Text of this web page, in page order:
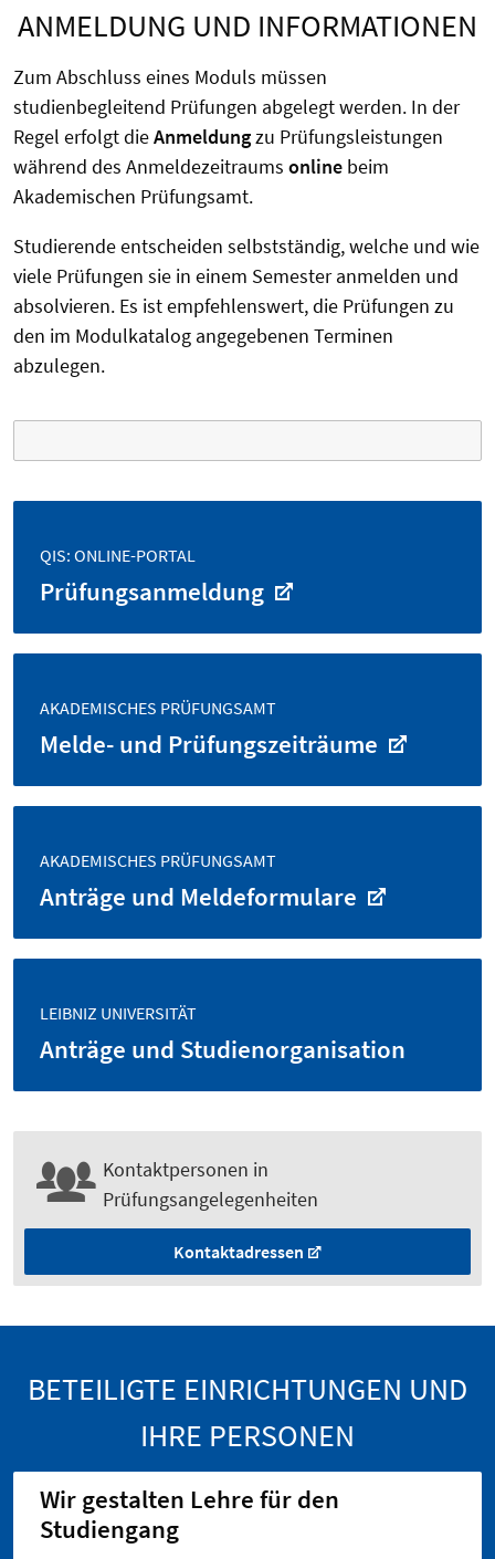
ANMELDUNG UND INFORMATIONEN
Zum Abschluss eines Moduls müssen
studienbegleitend Prüfungen abgelegt werden. In der
Regel erfolgtdieAnmeldungzu Prüfungsleistungen
während des Anmeldezeitraums online beim
Akademischen Prüfungsamt.
Studierende entscheiden selbstständig, welche und wie
viele Prüfungen sie in einem Semester anmelden und
absolvieren. Es ist empfehlenswert, die Prüfungen zu
den im Modulkatalog angegebenen Terminen
abzulegen.
QIS: ONLINE-PORTAL
Prüfungs­anmeldung
AKADEMISCHES PRÜFUNGSAMT
Melde- und Prüfungszeiträume
AKADEMISCHES PRÜFUNGSAMT
Anträge und Melde­formulare
LEIBNIZ UNIVERSITÄT
Anträge und Studien­organisation
Kontaktpersonen in
Prüfungsangelegenheiten
Kontaktadressen
BETEILIGTE EINRICHTUNGEN UND
IHRE PERSONEN
Wir gestalten Lehre für den
Studiengang